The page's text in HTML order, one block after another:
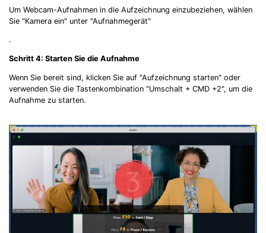
Um Webcam-Aufnahmen in die Aufzeichnung einzubeziehen, wählen
Sie "Kamera ein" unter "Aufnahmegerät"
.
Schritt 4: Starten Sie die Aufnahme
Wenn Sie bereit sind, klicken Sie auf "Aufzeichnung starten" oder
verwenden Sie die Tastenkombination "Umschalt + CMD +2", um die
Aufnahme zu starten.